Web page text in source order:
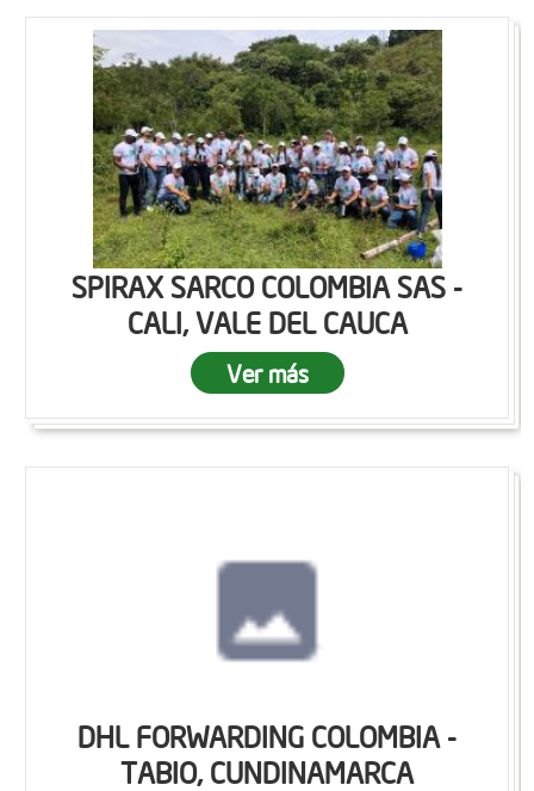
SPIRAX SARCO COLOMBIA SAS -
CALI, VALE DEL CAUCA
Ver más
DHL FORWARDING COLOMBIA -
TABIO, CUNDINAMARCA